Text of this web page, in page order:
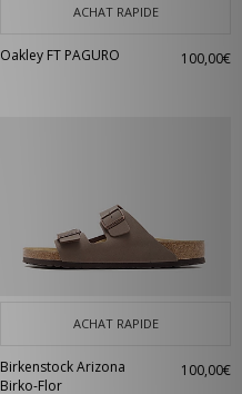
ACHAT RAPIDE
Oakley FT PAGURO 100,00€
ACHAT RAPIDE
Birkenstock Arizona
Birko-Flor
100,00€